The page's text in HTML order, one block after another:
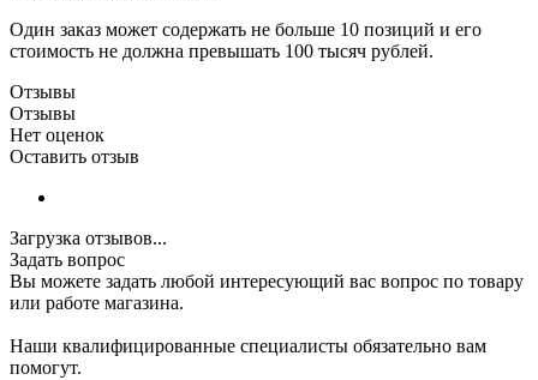
Один заказ может содержать не больше 10 позиций и его
стоимость не должна превышать 100 тысяч рублей.
Отзывы
Отзывы
Нет оценок
Оставить отзыв
Загрузка отзывов...
Задать вопрос
Вы можете задать любой интересующий вас вопрос по товару
или работе магазина.
Наши квалифицированные специалисты обязательно вам
помогут.